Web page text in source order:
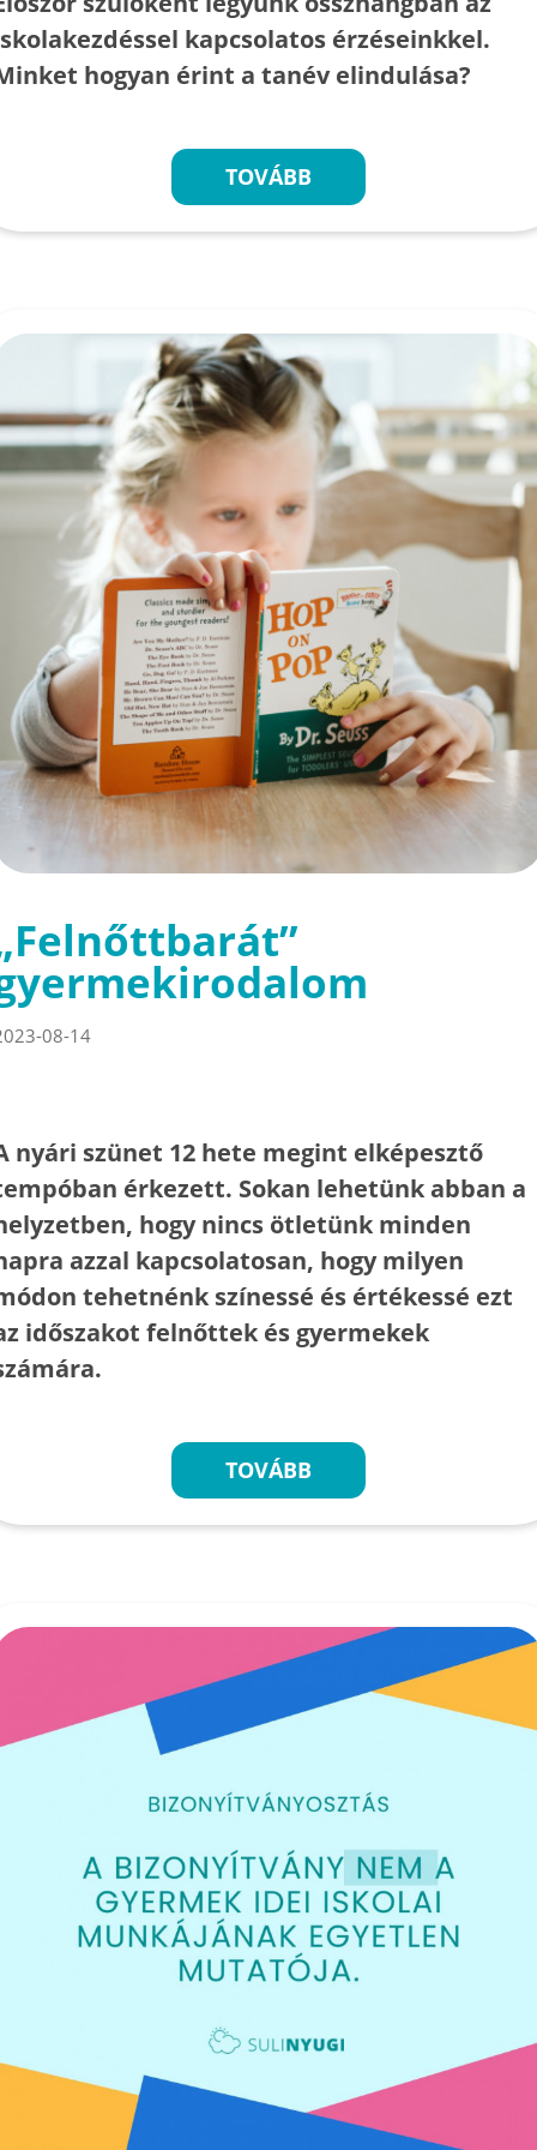
kapcsolatos érzéseinkkel.
hogyan érint a tanév elindulása?
TOVÁBB
08-14
nyári szünet 12 hete megint elképesztő
érkezett. Sokan lehetünk abban a
hogy nincs ötletünk minden
azzal kapcsolatosan, hogy milyen
tehetnénk színessé és értékessé ezt
időszakot felnőttek és gyermekek
TOVÁBB